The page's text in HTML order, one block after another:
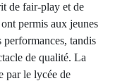
de fair-play et de
permis aux jeunes
performances, tandis
de qualité. La
par le lycée de